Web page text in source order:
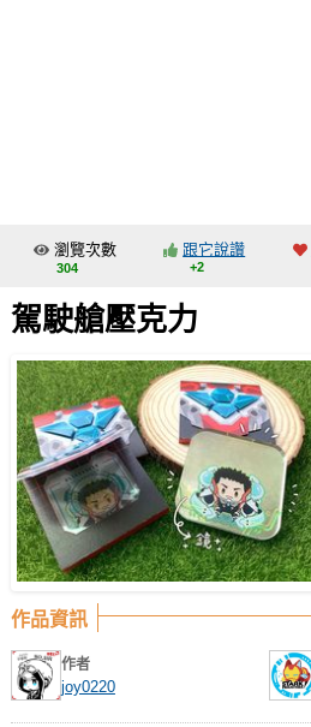
交流中心
攤位轉讓區
會員中心
註冊會員
登入
瀏覽次數
304
跟它說讚
+2
駕駛艙壓克力
作品資訊
作者
joy0220